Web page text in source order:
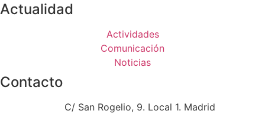
Actualidad
Actividades
Comunicación
Noticias
Contacto
C/ San Rogelio, 9. Local 1. Madrid